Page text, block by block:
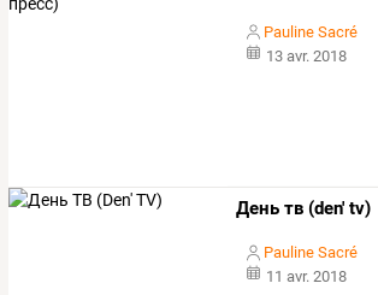
Pauline Sacré
13 avr. 2018
День тв (den' tv)
Pauline Sacré
11 avr. 2018